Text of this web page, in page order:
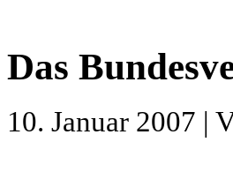
Das
10. Januar 2007 |